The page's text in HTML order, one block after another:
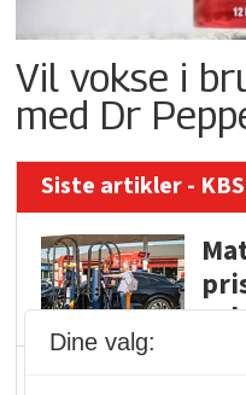
Vil vokse i
med Dr
Siste artikler - KBS
Dine valg: